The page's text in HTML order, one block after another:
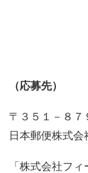
（応募先）
〒３５１－８７
日本郵便株式
「株式会社フ